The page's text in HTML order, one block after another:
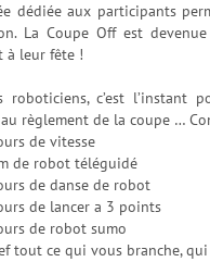
dédiée aux participants
La Coupe Off est
à leur fête !
roboticiens, c’est l’instant
règlement de la coupe …
de vitesse
de robot téléguidé
de danse de robot
de lancer a 3 points
de robot sumo
tout ce qui vous branche,